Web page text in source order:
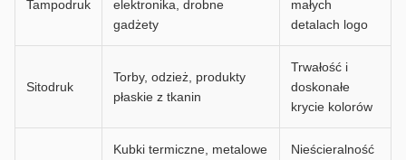
Tampodruk
elektronika, drobne
gadżety
małych
detalach logo
Sitodruk
Torby, odzież, produkty
płaskie z tkanin
Trwałość i
doskonałe
krycie kolorów
Kubki termiczne, metalowe
Nieścieralność